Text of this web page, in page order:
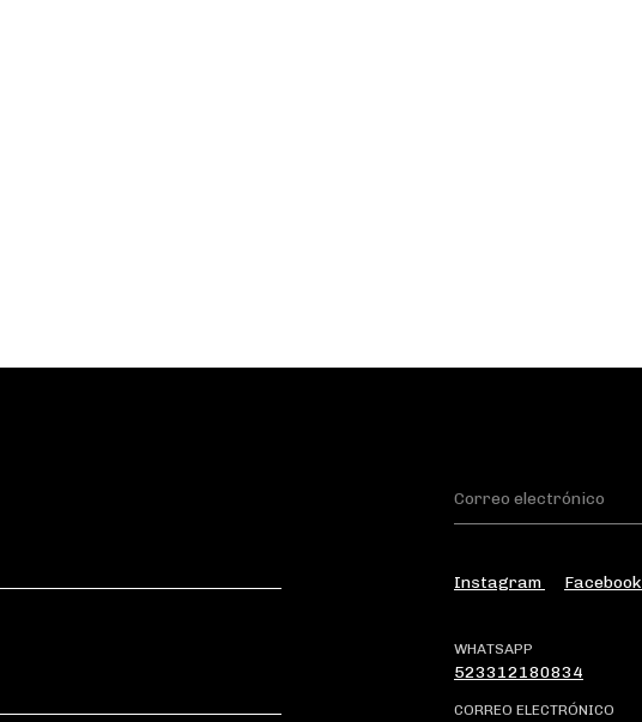
Instagram Facebook
WHATSAPP
523312180834
CORREO ELECTRÓNICO